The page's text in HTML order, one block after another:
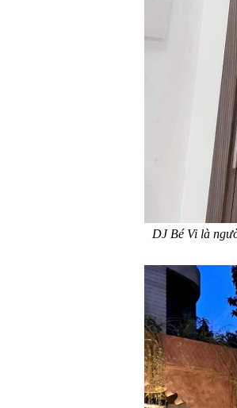
DJ Bé Vi là